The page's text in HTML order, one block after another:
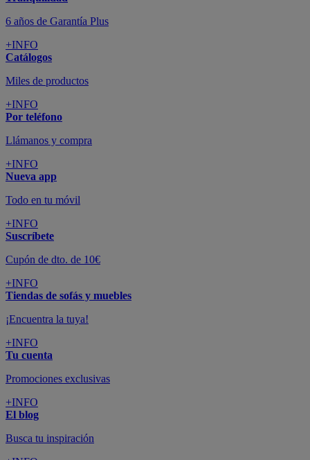
Todo en tu móvil
+INFO
Suscríbete
Cupón de dto. de 10€
+INFO
Tiendas de sofás y muebles
¡Encuentra la tuya!
+INFO
Tu cuenta
Promociones exclusivas
+INFO
El blog
Busca tu inspiración
+INFO
Grandes marcas de muebles, sofás,
colchones y electrodomésticos